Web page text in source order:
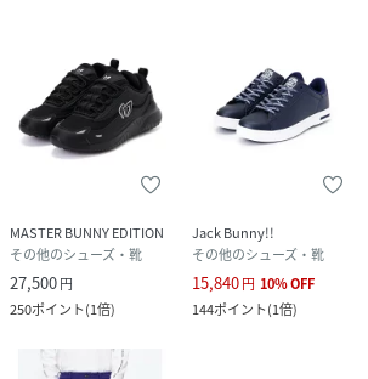
MASTER BUNNY EDITION
その他のシューズ・靴
27,500円
250ポイント(1倍)
Jack Bunny!!
その他のシューズ・靴
15,840円 10%OFF
144ポイント(1倍)